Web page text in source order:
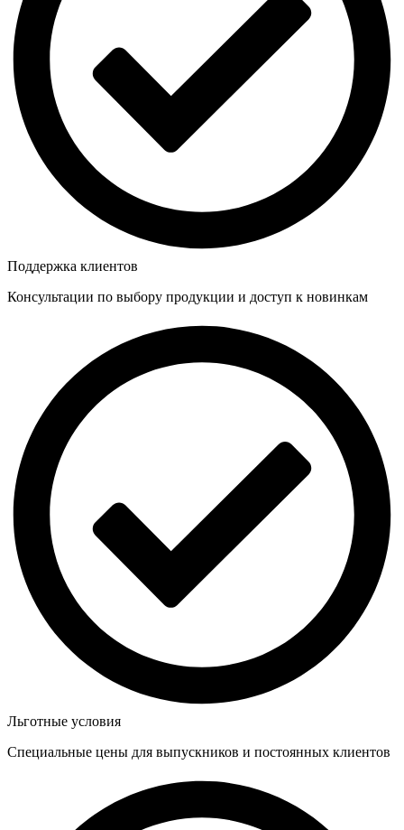
Поддержка клиентов
Консультации по выбору продукции и доступ к новинкам
Льготные условия
Специальные цены для выпускников и постоянных клиентов